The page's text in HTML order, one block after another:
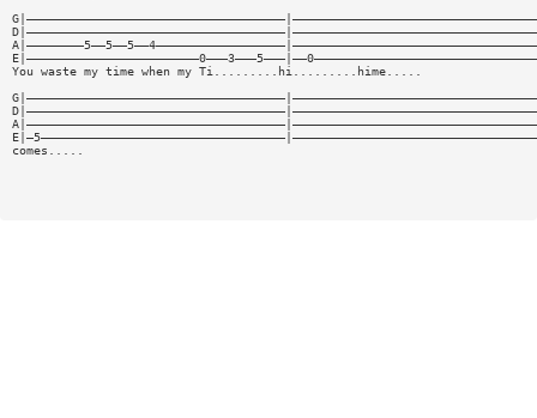
You waste my time when my Ti.........hi.........hime.....
comes.....